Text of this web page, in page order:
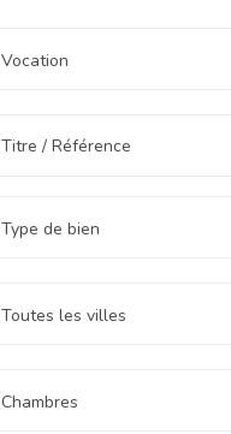
Vocation
Type de bien
Toutes les villes
Chambres